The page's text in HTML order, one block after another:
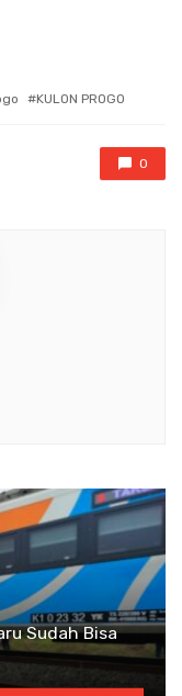
KULON PROGO
0
Sudah Bisa